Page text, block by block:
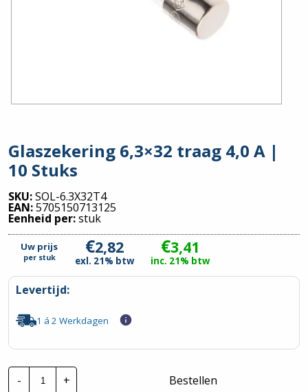
Glaszekering 6,3×32 traag 4,0 A |
10 Stuks
SKU:SOL-6.3X32T4
EAN:5705150713125
Eenheid per:stuk
Uw prijs
per stuk €2,82
exl. 21% btw
€3,41
inc. 21% btw
Levertijd:
1 á 2 Werkdagen
-
Glaszekering
6,3x32 + Bestellen